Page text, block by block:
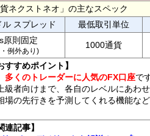
ネクストネオ」の主なスペック
スプレッド 最低取引単位
原則固定
例外あり)
1000通貨
すめポイント】
多くのトレーダーに人気のFX口座で
者向けまで、各自のレベルにあわ
の先行きを予測してくれる機能な
記事】